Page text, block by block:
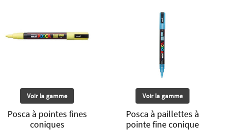
Voir la gamme
Posca à pointes fines
coniques
Voir la gamme
Posca à paillettes à
pointe fine conique